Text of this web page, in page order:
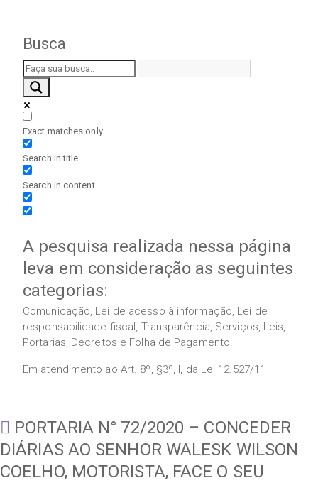
Busca
Exact matches only
Search in title
Search in content
A pesquisa realizada nessa página
leva em consideração as seguintes
categorias:
Comunicação, Lei de acesso à informação, Lei de
responsabilidade fiscal, Transparência, Serviços, Leis,
Portarias, Decretos e Folha de Pagamento.
Em atendimento ao Art. 8º, §3º, I, da Lei 12.527/11
PORTARIA N° 72/2020 – CONCEDER
DIÁRIAS AO SENHOR WALESK WILSON
COELHO, MOTORISTA, FACE O SEU